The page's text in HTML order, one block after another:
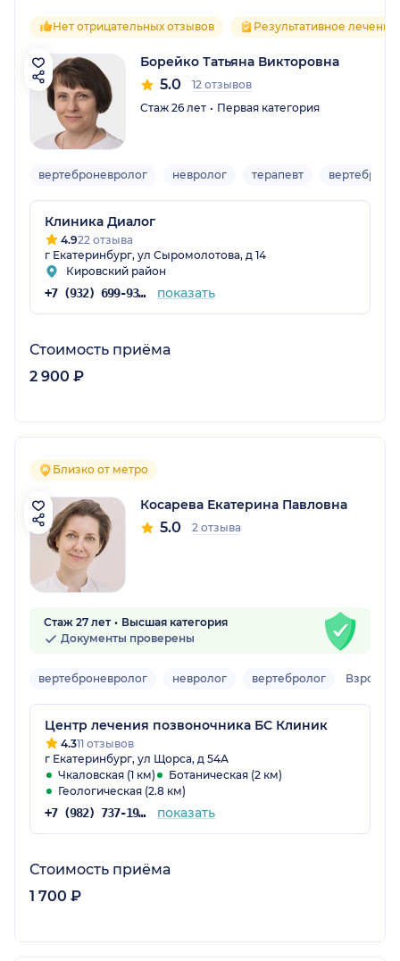
Нет отрицательных отзывов Результативное лечение
Борейко Татьяна Викторовна
5.0
12 отзывов
Стаж 26 лет
Первая категория
вертеброневролог невролог терапевт
Клиника Диалог
4.922 отзыва
г Екатеринбург, ул Сыромолотова, д 14
Кировский район
+7 (932) 699-93-09 показать
Стоимость приёма
2 900 ₽
Близко от метро
Косарева Екатерина Павловна
5.0 2 отзыва
Стаж 27 лет
Высшая категория
Документы проверены
вертеброневролог невролог вертебролог
Центр лечения позвоночника БС Клиник
4.311 отзывов
г Екатеринбург, ул Щорса, д 54А
Чкаловская (1 км)
Ботаническая (2 км)
Геологическая (2.8 км)
+7 (982) 737-19-30 показать
Стоимость приёма
1 700 ₽